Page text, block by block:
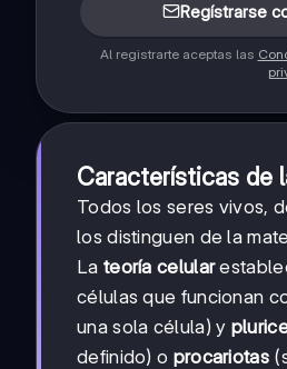
Regístrarse
Al registrarte aceptas las
Características de
Todos los seres vivos,
los distinguen de la
La teoría celular
células que funcionan
una sola célula) y
definido) o procariotas